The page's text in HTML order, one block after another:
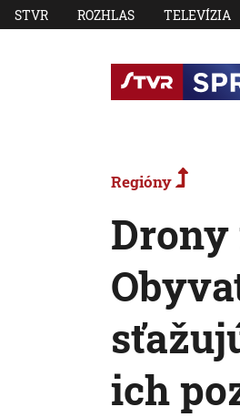
STVR ROZHLAS TELEVÍZIA
Regióny
Drony
ich